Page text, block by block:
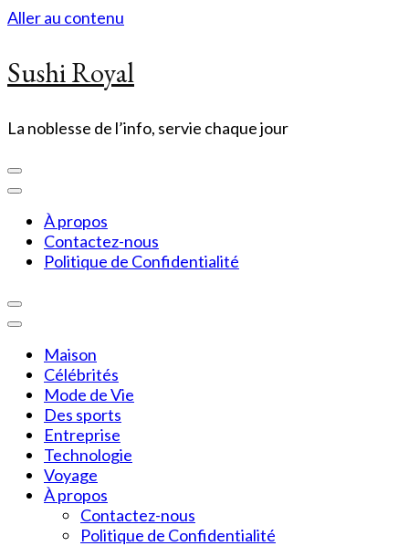
Aller au contenu
Sushi Royal
La noblesse de l’info, servie chaque jour
À propos
Contactez-nous
Politique de Confidentialité
Maison
Célébrités
Mode de Vie
Des sports
Entreprise
Technologie
Voyage
À propos
Contactez-nous
Politique de Confidentialité